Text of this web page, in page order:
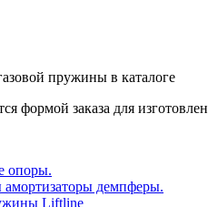
пружины в каталоге
формой заказа для
опоры.
демпферы.
Liftline